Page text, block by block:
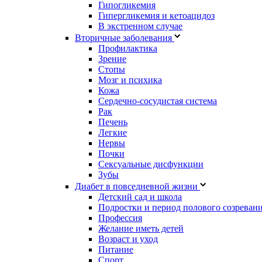
Гипогликемия
Гипергликемия и кетоацидоз
В экстренном случае
Вторичные заболевания
Профилактика
Зрение
Стопы
Мозг и психика
Кожа
Сердечно-сосудистая система
Рак
Печень
Легкие
Нервы
Почки
Сексуальные дисфункции
Зубы
Диабет в повседневной жизни
Детский сад и школа
Подростки и период полового
Профессия
Желание иметь детей
Возраст и уход
Питание
Спорт